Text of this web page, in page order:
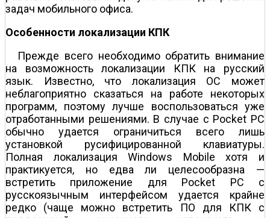
задач мобильного офиса.
Особенности локализации КПК
Прежде всего необходимо обратить внимание
на возможность локализации КПК на русский
язык. Известно, что локализация ОС может
неблагоприятно сказаться на работе некоторых
программ, поэтому лучше воспользоваться уже
отработанными решениями. В случае с Pocket PC
обычно удается ограничиться всего лишь
установкой русифицированной клавиатуры.
Полная локализация Windows Mobile хотя и
практикуется, но едва ли целесообразна —
встретить приложение для Pocket PC с
русскоязычным интерфейсом удается крайне
редко (чаще можно встретить ПО для КПК с